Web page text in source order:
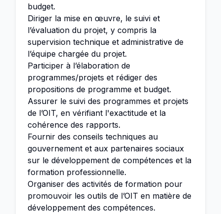
budget.
Diriger la mise en œuvre, le suivi et
l’évaluation du projet, y compris la
supervision technique et administrative de
l’équipe chargée du projet.
Participer à l’élaboration de
programmes/projets et rédiger des
propositions de programme et budget.
Assurer le suivi des programmes et projets
de l’OIT, en vérifiant l'exactitude et la
cohérence des rapports.
Fournir des conseils techniques au
gouvernement et aux partenaires sociaux
sur le développement de compétences et la
formation professionnelle.
Organiser des activités de formation pour
promouvoir les outils de l’OIT en matière de
développement des compétences.